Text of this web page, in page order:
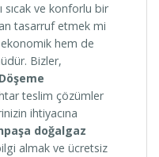
sıcak ve konforlu bir
tasarruf etmek mi
hem de
Bizler,
teslim çözümler
ihtiyacına
doğalgaz
almak ve ücretsiz